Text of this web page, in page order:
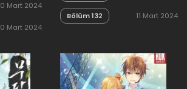
Mart 2024
Mart 2024
Bölüm 132 11 Mart 2024